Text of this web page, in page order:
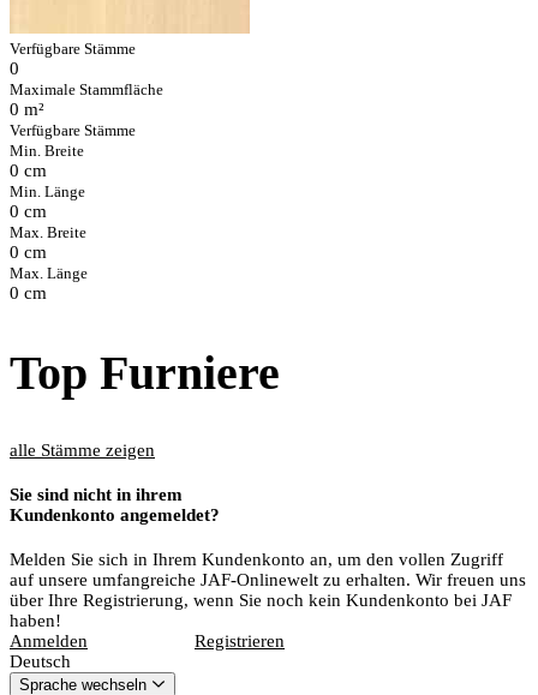
Verfügbare Stämme
0
Maximale Stammfläche
0 m²
Verfügbare Stämme
Min. Breite
0 cm
Min. Länge
0 cm
Max. Breite
0 cm
Max. Länge
0 cm
Top Furniere
alle Stämme zeigen
Sie sind nicht in ihrem
Kundenkonto angemeldet?
Melden Sie sich in Ihrem Kundenkonto an, um den vollen Zugriff
auf unsere umfangreiche JAF-Onlinewelt zu erhalten. Wir freuen uns
über Ihre Registrierung, wenn Sie noch kein Kundenkonto bei JAF
haben!
Anmelden
Registrieren
Deutsch
Sprache wechseln